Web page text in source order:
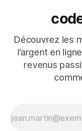
Découvrez les
l’argent en
revenus